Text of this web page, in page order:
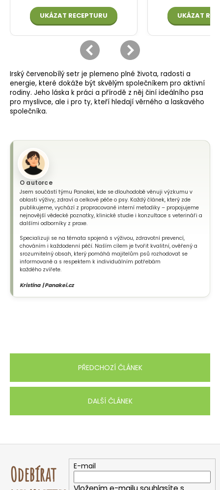
Irský červenobílý setr je plemeno plné života, radosti a
energie, které dokáže být skvělým společníkem pro aktivní
rodiny. Jeho láska k práci a přírodě z něj činí ideálního psa
pro myslivce, ale i pro ty, kteří hledají věrného a laskavého
společníka.
O autorce
Jsem součástí týmu Panakei, kde se dlouhodobě věnuji výzkumu v
oblasti výživy, zdraví a celkové péče o psy. Každý článek, který zde
publikujeme, vychází z propracované interní metodiky – propojujeme
nejnovější vědecké poznatky, klinické studie i konzultace s veterináři a
dalšími odborníky z praxe.
Specializuji se na témata spojená s výživou, zdravotní prevencí,
chováním i každodenní péčí. Naším cílem je tvořit kvalitní, ověřený a
srozumitelný obsah, který pomáhá majitelům psů rozhodovat se
informovaně a s respektem k individuálním potřebám
každého zvířete.
Kristína | Panakei.cz
PŘEDCHOZÍ ČLÁNEK
DALŠÍ ČLÁNEK
Odebírat
E-mail